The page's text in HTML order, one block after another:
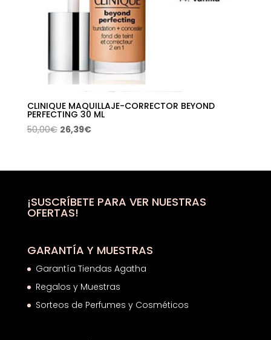
CLINIQUE MAQUILLAJE-CORRECTOR BEYOND
PERFECTING 30 ML
50,00€ El
era:
26,39€El
es:
¡SUSCRÍBETE PARA VER NUESTRAS
OFERTAS!
GARANTÍA Y MUESTRAS
Garantía Tiendas Agatha
Regalos y Muestras
Sorteos de Perfumes y Cosméticos